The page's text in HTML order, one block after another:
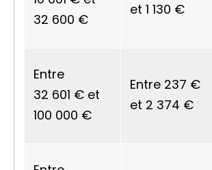
32 600 €
et 1 130 €
Entre
32 601 € et
100 000 €
Entre 237 €
et 2 374 €